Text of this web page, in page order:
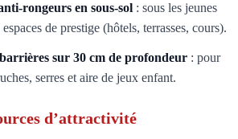
rongeurs en sous-sol : sous les jeunes
de prestige (hôtels, terrasses, cours).
sur 30 cm de profondeur : pour
serres et aire de jeux enfant.
d’attractivité